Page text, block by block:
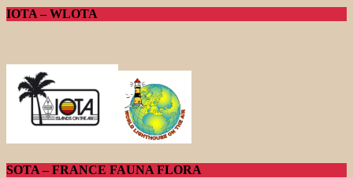
IOTA – WLOTA
SOTA – FRANCE FAUNA FLORA